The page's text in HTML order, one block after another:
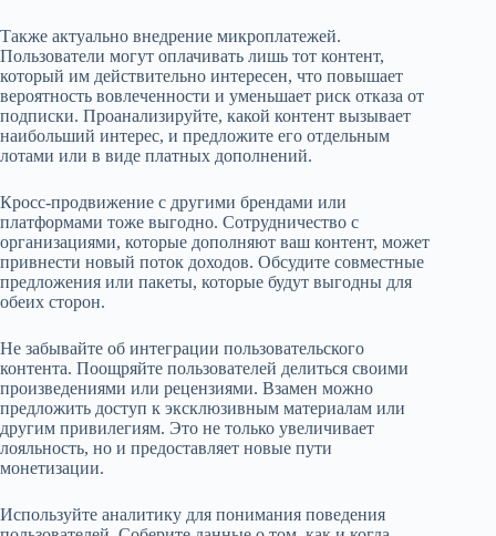
Также актуально внедрение микроплатежей.
Пользователи могут оплачивать лишь тот контент,
который им действительно интересен, что повышает
вероятность вовлеченности и уменьшает риск отказа от
подписки. Проанализируйте, какой контент вызывает
наибольший интерес, и предложите его отдельным
лотами или в виде платных дополнений.
Кросс-продвижение с другими брендами или
платформами тоже выгодно. Сотрудничество с
организациями, которые дополняют ваш контент, может
привнести новый поток доходов. Обсудите совместные
предложения или пакеты, которые будут выгодны для
обеих сторон.
Не забывайте об интеграции пользовательского
контента. Поощряйте пользователей делиться своими
произведениями или рецензиями. Взамен можно
предложить доступ к эксклюзивным материалам или
другим привилегиям. Это не только увеличивает
лояльность, но и предоставляет новые пути
монетизации.
Используйте аналитику для понимания поведения